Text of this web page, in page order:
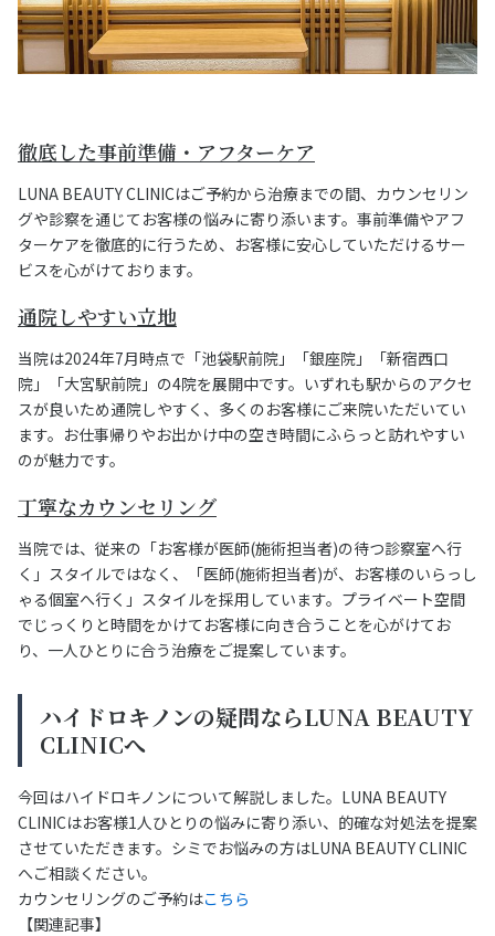
徹底した事前準備・アフターケア
LUNA BEAUTY CLINICはご予約から治療までの間、カウンセリン
グや診察を通じてお客様の悩みに寄り添います。事前準備やアフ
ターケアを徹底的に行うため、お客様に安心していただけるサー
ビスを心がけております。
通院しやすい立地
当院は2024年7月時点で「池袋駅前院」「銀座院」「新宿西口
院」「大宮駅前院」の4院を展開中です。いずれも駅からのアクセ
スが良いため通院しやすく、多くのお客様にご来院いただいてい
ます。お仕事帰りやお出かけ中の空き時間にふらっと訪れやすい
のが魅力です。
丁寧なカウンセリング
当院では、従来の「お客様が医師(施術担当者)の待つ診察室へ行
く」スタイルではなく、「医師(施術担当者)が、お客様のいらっし
ゃる個室へ行く」スタイルを採用しています。プライベート空間
でじっくりと時間をかけてお客様に向き合うことを心がけてお
り、一人ひとりに合う治療をご提案しています。
ハイドロキノンの疑問ならLUNA BEAUTY
CLINICへ
今回はハイドロキノンについて解説しました。LUNA BEAUTY
CLINICはお客様1人ひとりの悩みに寄り添い、的確な対処法を提案
させていただきます。シミでお悩みの方はLUNA BEAUTY CLINIC
へご相談ください。
カウンセリングのご予約はこちら
【関連記事】